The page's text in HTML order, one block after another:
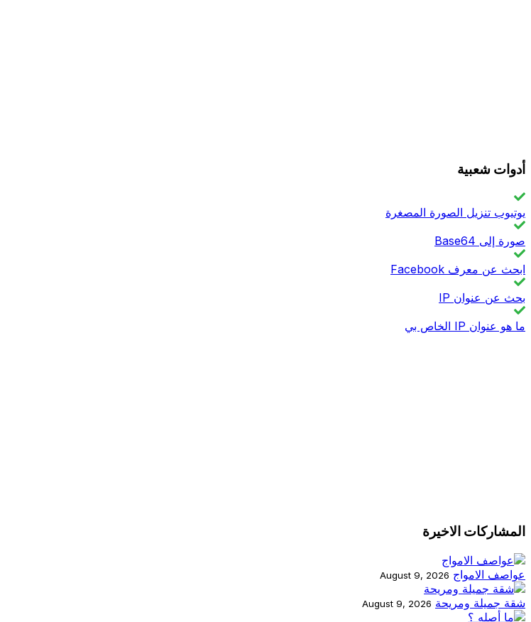
أدوات شعبية
يوتيوب تنزيل الصورة المصغرة
صورة إلى Base64
ابحث عن معرف Facebook
بحث عن عنوان IP
ما هو عنوان IP الخاص بي
المشاركات الاخيرة
عواصف الامواج August 9, 2026
شقة جميلة ومريحة August 9, 2026